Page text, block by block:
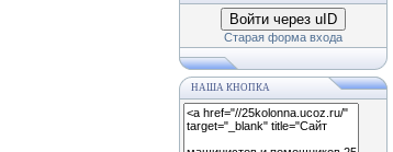
Войти через uID
Старая форма входа
НАША КНОПКА